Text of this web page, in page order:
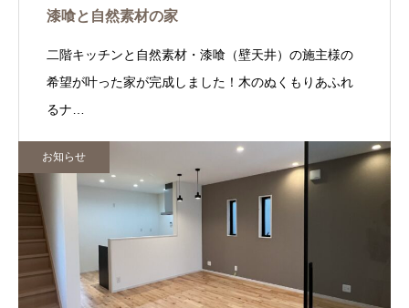
漆喰と自然素材の家
二階キッチンと自然素材・漆喰（壁天井）の施主様の
希望が叶った家が完成しました！木のぬくもりあふれ
るナ…
お知らせ